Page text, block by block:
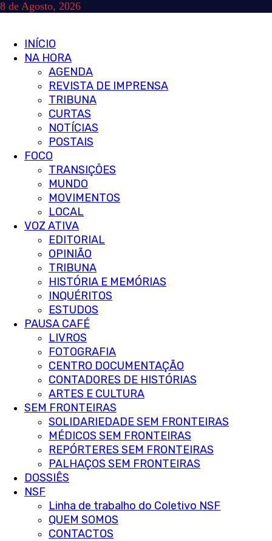
Skip
8 de Agosto, 2026
Primary
Menu
INÍCIO
NA HORA
AGENDA
REVISTA DE IMPRENSA
TRIBUNA
CURTAS
NOTÍCIAS
POSTAIS
FOCO
TRANSIÇÕES
MUNDO
MOVIMENTOS
LOCAL
VOZ ATIVA
EDITORIAL
OPINIÃO
TRIBUNA
HISTÓRIA E MEMÓRIAS
INQUÉRITOS
ESTUDOS
PAUSA CAFÉ
LIVROS
FOTOGRAFIA
CENTRO DOCUMENTAÇÃO
CONTADORES DE HISTÓRIAS
ARTES E CULTURA
SEM FRONTEIRAS
SOLIDARIEDADE SEM FRONTEIRAS
MÉDICOS SEM FRONTEIRAS
REPÓRTERES SEM FRONTEIRAS
PALHAÇOS SEM FRONTEIRAS
DOSSIÊS
NSF
Linha de trabalho do Coletivo NSF
QUEM SOMOS
CONTACTOS